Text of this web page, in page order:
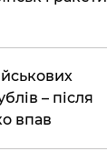
– після
впав